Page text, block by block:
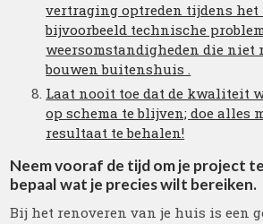
vertraging optreden tijdens het
bijvoorbeeld technische
weersomstandigheden die niet
bouwen buitenshuis .
Laat nooit toe dat de kwaliteit
op schema te blijven; doe alles
resultaat te behalen!
Neem vooraf de tijd om je project
bepaal wat je precies wilt bereiken.
Bij het renoveren van je huis is een